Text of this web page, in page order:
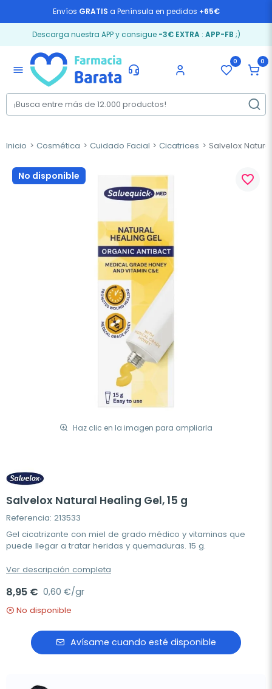
Envíos GRATIS a Península en pedidos +65€
Descarga nuestra APP y consigue -3€ EXTRA: APP-FB ;)
menu
0 0
Inicio Cosmética Cuidado Facial Cicatrices Salvelox
No disponible
Haz clic en la imagen para ampliarla
favorite_border
Salvelox Natural Healing Gel, 15 g
Referencia: 213533
Gel cicatrizante con miel de grado médico y vitaminas que
puede llegar a tratar heridas y quemaduras. 15 g.
Ver descripción completa
8,95 € 0,60 €/gr
No disponible
Avísame cuando esté disponible